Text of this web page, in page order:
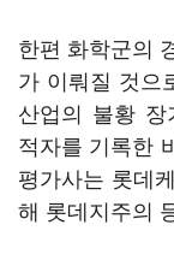
한편 화학군의
가 이뤄질 것으
산업의 불황 장
적자를 기록한
평가사는 롯데
해 롯데지주의